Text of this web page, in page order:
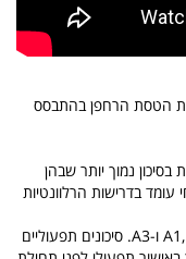
הטסת הרחפן בהתבסס
בסיכון נמוך יותר שבהן
בדרישות הרלוונטיות
קטגוריה זו מחולקת לשלוש קטגוריות משנה: A1, A2 ו-A3. סיכונים תפעוליים